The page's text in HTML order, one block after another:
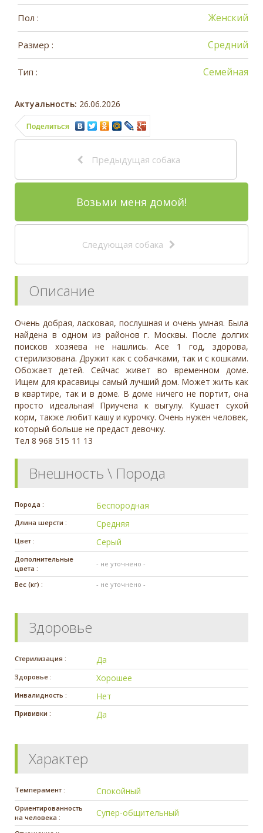
Пол : Женский
Размер : Средний
Тип : Семейная
Актуальность: 26.06.2026
Поделиться
Предыдущая собака
Возьми меня домой!
Следующая собака
Описание
Очень добрая, ласковая, послушная и очень умная. Была
найдена в одном из районов г. Москвы. После долгих
поисков хозяева не нашлись. Асе 1 год, здорова,
стерилизована. Дружит как с собачками, так и с кошками.
Обожает детей. Сейчас живет во временном доме.
Ищем для красавицы самый лучший дом. Может жить как
в квартире, так и в доме. В доме ничего не портит, она
просто идеальная! Приучена к выгулу. Кушает сухой
корм, также любит кашу и курочку. Очень нужен человек,
который больше не предаст девочку.
Тел 8 968 515 11 13
Внешность \ Порода
Порода : Беспородная
Длина шерсти : Средняя
Цвет : Серый
Дополнительные
цвета :
- не уточнено -
Вес (кг) : - не уточнено -
Здоровье
Стерилизация : Да
Здоровье : Хорошее
Инвалидность : Нет
Прививки : Да
Характер
Темперамент : Спокойный
Ориентированность
на человека :
Супер-общительный